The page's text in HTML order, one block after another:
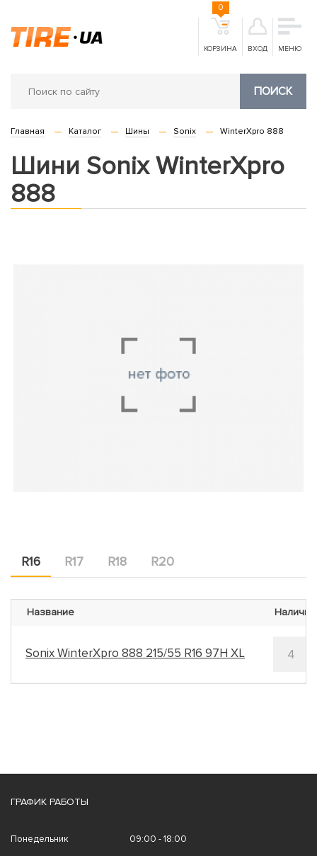
КОРЗИНА
0
ВХОД МЕНЮ
ПОИСК
Главная Каталог Шины Sonix WinterXpro 888
Шини Sonix WinterXpro
888
R16 R17 R18 R20
Название Наличие
Sonix WinterXpro 888 215/55 R16 97H XL 4
ГРАФИК РАБОТЫ
Понедельник 09:00 - 18:00